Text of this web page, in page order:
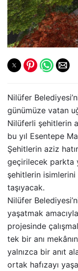
Nilüfer
günümüze vatan
Nilüferli şehitlerin
bu yıl Esentepe
Şehitlerin aziz
geçirilecek parkta
şehitlerin isimlerini
taşıyacak.
Nilüfer
yaşatmak
projesinde
tek bir anı
yalnızca bir anıt
ortak hafızayı